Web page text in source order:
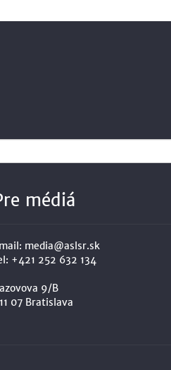
médiá
media@aslsr.sk
+421 252 632 134
9/B
07 Bratislava